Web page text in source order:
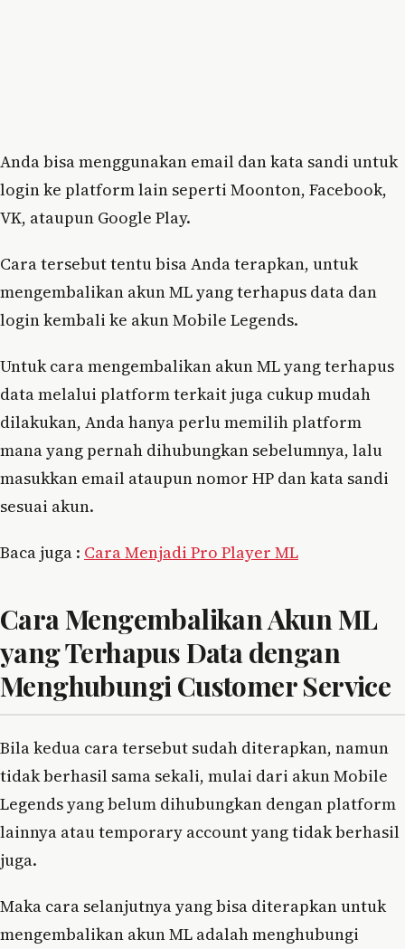
Anda bisa menggunakan email dan kata sandi untuk
login ke platform lain seperti Moonton, Facebook,
VK, ataupun Google Play.
Cara tersebut tentu bisa Anda terapkan, untuk
mengembalikan akun ML yang terhapus data dan
login kembali ke akun Mobile Legends.
Untuk cara mengembalikan akun ML yang terhapus
data melalui platform terkait juga cukup mudah
dilakukan, Anda hanya perlu memilih platform
mana yang pernah dihubungkan sebelumnya, lalu
masukkan email ataupun nomor HP dan kata sandi
sesuai akun.
Baca juga : Cara Menjadi Pro Player ML
Cara Mengembalikan Akun ML
yang Terhapus Data dengan
Menghubungi Customer Service
Bila kedua cara tersebut sudah diterapkan, namun
tidak berhasil sama sekali, mulai dari akun Mobile
Legends yang belum dihubungkan dengan platform
lainnya atau temporary account yang tidak berhasil
juga.
Maka cara selanjutnya yang bisa diterapkan untuk
mengembalikan akun ML adalah menghubungi